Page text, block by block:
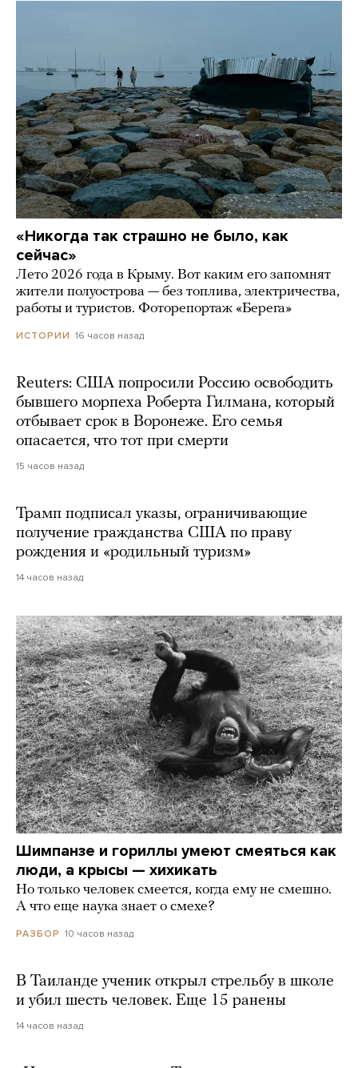
«Никогда так страшно не было, как
сейчас»
Лето 2026 года в Крыму. Вот каким его запомнят
жители полуострова — без топлива, электричества,
работы и туристов. Фоторепортаж «Берега»
ИСТОРИИ 16 часов назад
Reuters: США попросили Россию освободить
бывшего морпеха Роберта Гилмана, который
отбывает срок в Воронеже. Его семья
опасается, что тот при смерти
15 часов назад
Трамп подписал указы, ограничивающие
получение гражданства США по праву
рождения и «родильный туризм»
14 часов назад
Шимпанзе и гориллы умеют смеяться как
люди, а крысы — хихикать
Но только человек смеется, когда ему не смешно.
А что еще наука знает о смехе?
РАЗБОР 10 часов назад
В Таиланде ученик открыл стрельбу в школе
и убил шесть человек. Еще 15 ранены
14 часов назад